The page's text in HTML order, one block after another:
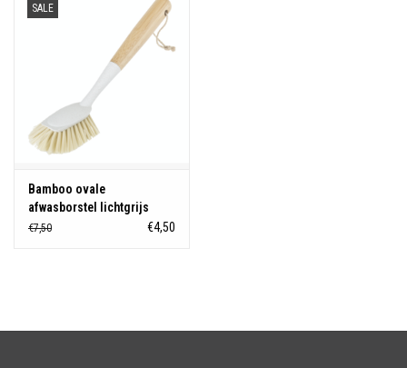
Cadeaubonnen
SALE
Bamboo ovale
afwasborstel lichtgrijs
€7,50 €4,50